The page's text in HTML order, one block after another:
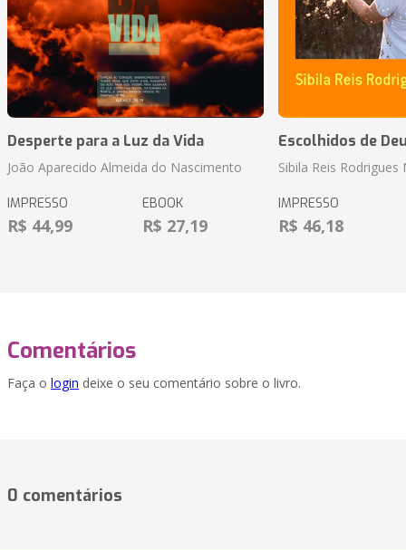
Desperte para a Luz da Vida
João Aparecido Almeida do Nascimento
IMPRESSO
R$ 44,99
EBOOK
R$ 27,19
Escolhidos de
Sibila Reis
IMPRESSO
R$ 46,18
Comentários
Faça o login deixe o seu comentário sobre o livro.
0 comentários